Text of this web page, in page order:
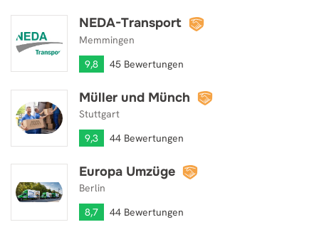
NEDA-Transport
Memmingen
9,8
45 Bewertungen
NEDA-Transport
Müller und Münch
Stuttgart
9,3
44 Bewertungen
Müller und Münch
Europa Umzüge
Berlin
8,7
44 Bewertungen
Europa Umzüge